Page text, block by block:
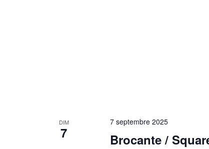
DIM
7 Brocante /
7 septembre 2025